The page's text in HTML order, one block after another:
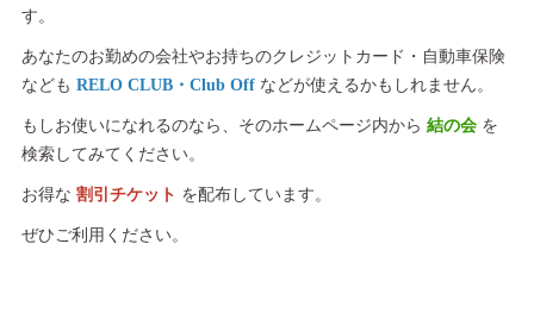
す。
あなたのお勤めの会社やお持ちのクレジットカード・自動車保険
なども RELO CLUB・Club Offなどが使えるかもしれません。
もしお使いになれるのなら、そのホームページ内から 結の会を
検索してみてください。
お得な 割引チケット を配布しています。
ぜひご利用ください。